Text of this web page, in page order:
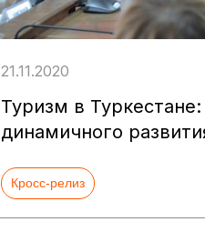
21.11.2020
Туризм в
динамичного
Кросс-релиз